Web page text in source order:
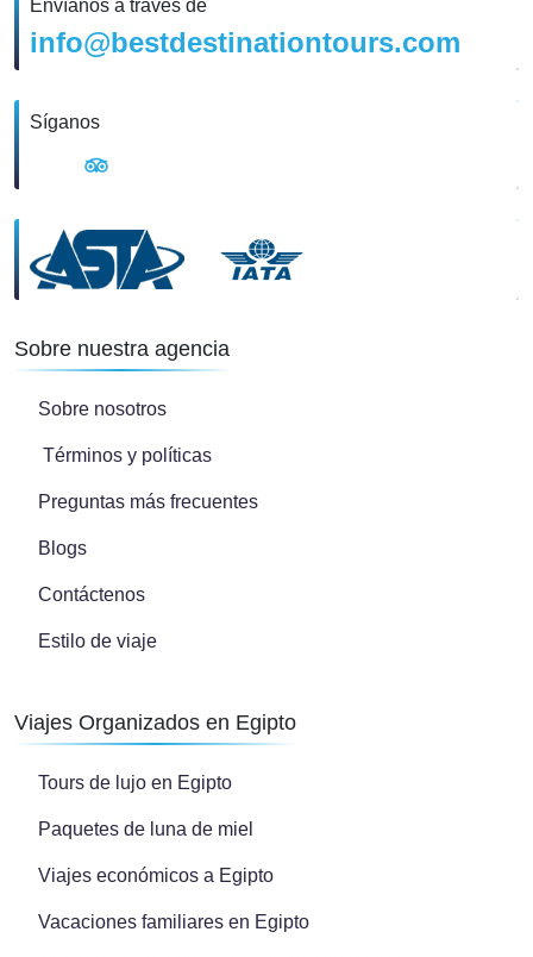
Envíanos a través de
info@bestdestinationtours.com
Síganos
Sobre nuestra agencia
Sobre nosotros
Términos y políticas
Preguntas más frecuentes
Blogs
Contáctenos
Estilo de viaje
Viajes Organizados en Egipto
Tours de lujo en Egipto
Paquetes de luna de miel
Viajes económicos a Egipto
Vacaciones familiares en Egipto